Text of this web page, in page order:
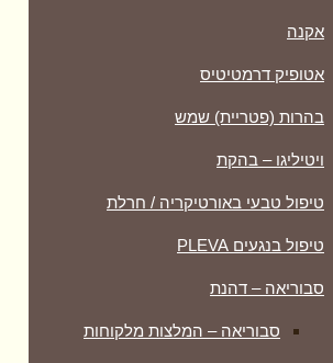
אקנה
אטופיק דרמטיטיס
בהרות (פטריית) שמש
ויטיליגו – בהקת
טיפול טבעי באורטיקריה / חרלת
טיפול בנגעים PLEVA
סבוריאה – דהנת
סבוריאה – המלצות מלקוחות